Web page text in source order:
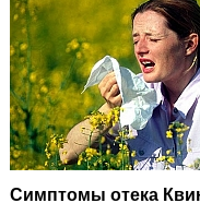
Симптомы отека